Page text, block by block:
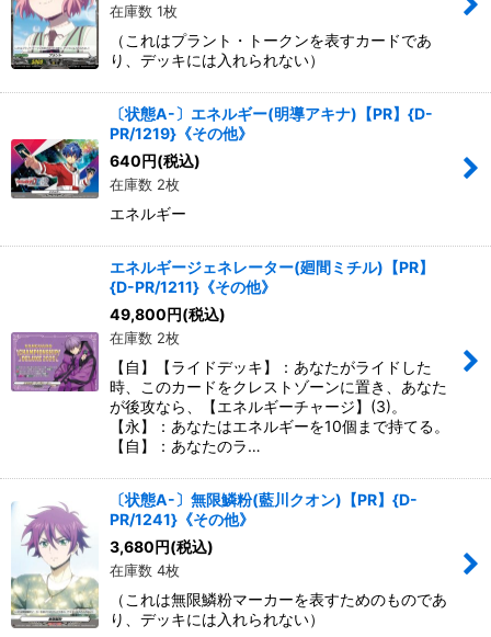
在庫数 1枚
（これはプラント・トークンを表すカードであ
り、デッキには入れられない）
〔状態A-〕エネルギー(明導アキナ)【PR】{D-
PR/1219}《その他》
640円(税込)
在庫数 2枚
エネルギー
エネルギージェネレーター(廻間ミチル)【PR】
{D-PR/1211}《その他》
49,800円(税込)
在庫数 2枚
【自】【ライドデッキ】：あなたがライドした
時、このカードをクレストゾーンに置き、あなた
が後攻なら、【エネルギーチャージ】(3)。
【永】：あなたはエネルギーを10個まで持てる。
【自】：あなたのラ…
〔状態A-〕無限鱗粉(藍川クオン)【PR】{D-
PR/1241}《その他》
3,680円(税込)
在庫数 4枚
（これは無限鱗粉マーカーを表すためのものであ
り、デッキには入れられない）